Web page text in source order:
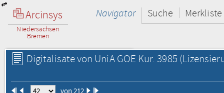
Arcinsys
Niedersachsen
Bremen
Navigator Suche Merkliste
Digitalisate von UniA GOE Kur. 3985
von 212